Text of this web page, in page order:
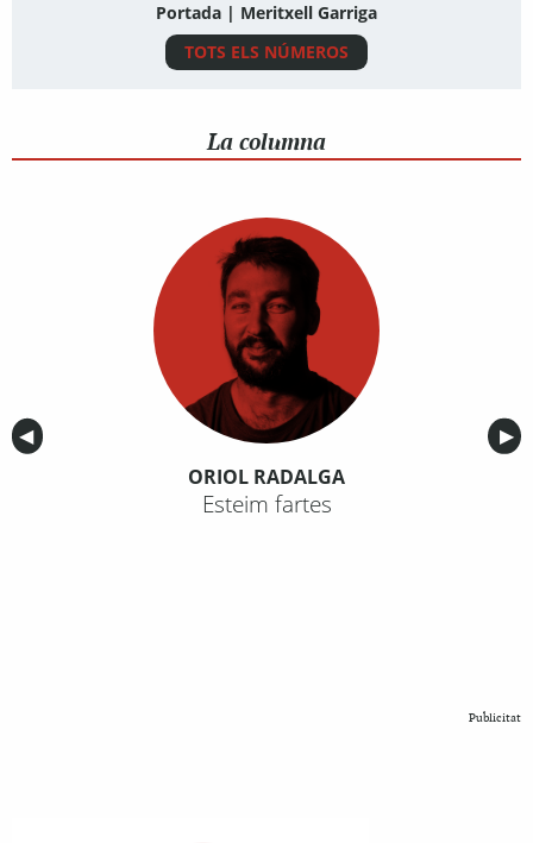
Portada | Meritxell Garriga
TOTS ELS NÚMEROS
La columna
Anterior
◀︎ ▶︎
ORIOL RADALGA
Esteim fartes
Publicitat